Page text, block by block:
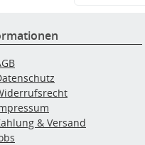
& Versand